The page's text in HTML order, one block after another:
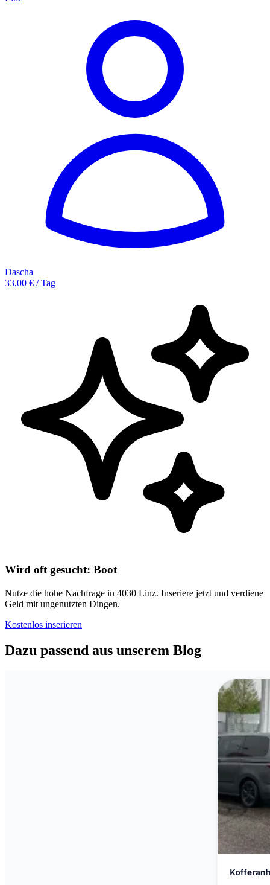
Dascha
33,00 € / Tag
Wird oft gesucht: Boot
Nutze die hohe Nachfrage in 4030 Linz. Inseriere jetzt und verdiene
Geld mit ungenutzten Dingen.
Kostenlos inserieren
Dazu passend aus unserem Blog